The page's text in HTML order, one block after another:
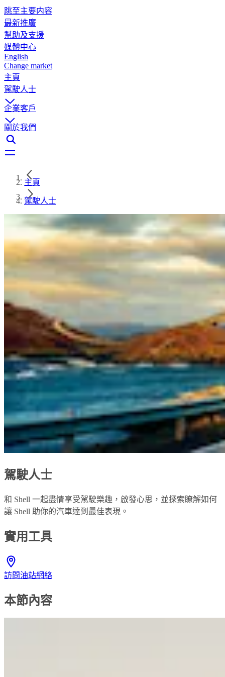
跳至主要内容
最新推廣
幫助及支援
媒體中心
English
Change market
主頁
駕駛人士
企業客戶
關於我們
主頁
駕駛人士
駕駛人士
和 Shell 一起盡情享受駕駛樂趣，啟發心思，並探索瞭解如何
讓 Shell 助你的汽車達到最佳表現。
實用工具
訪問油站網絡
本節內容